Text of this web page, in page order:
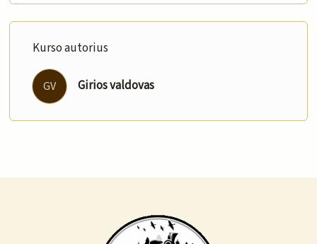
Kurso autorius
GV Girios valdovas